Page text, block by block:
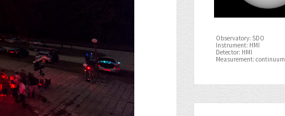
Observatory: SDO
Instrument: HMI
Detector: HMI
Measurement: continuum